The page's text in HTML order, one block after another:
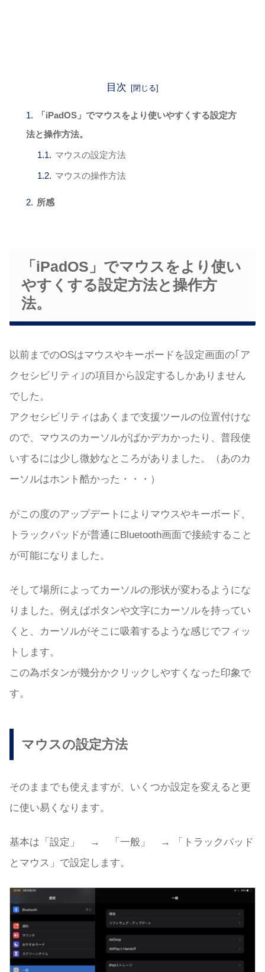
目次
「iPadOS」でマウスをより使いやすくする設定方
法と操作方法。
マウスの設定方法
マウスの操作方法
所感
「iPadOS」でマウスをより使い
やすくする設定方法と操作方
法。
以前までのOSはマウスやキーボードを設定画面の｢ア
クセシビリティ｣の項目から設定するしかありません
でした。
アクセシビリティはあくまで支援ツールの位置付けな
ので、マウスのカーソルがばかデカかったり、普段使
いするには少し微妙なところがありました。（あのカ
ーソルはホント酷かった・・・）
がこの度のアップデートによりマウスやキーボード、
トラックパッドが普通にBluetooth画面で接続すること
が可能になりました。
そして場所によってカーソルの形状が変わるようにな
りました。例えばボタンや文字にカーソルを持ってい
くと、カーソルがそこに吸着するような感じでフィッ
トします。
この為ボタンが幾分かクリックしやすくなった印象で
す。
マウスの設定方法
そのままでも使えますが、いくつか設定を変えると更
に使い易くなります。
基本は「設定」 → 「一般」 → 「トラックパッド
とマウス」で設定します。